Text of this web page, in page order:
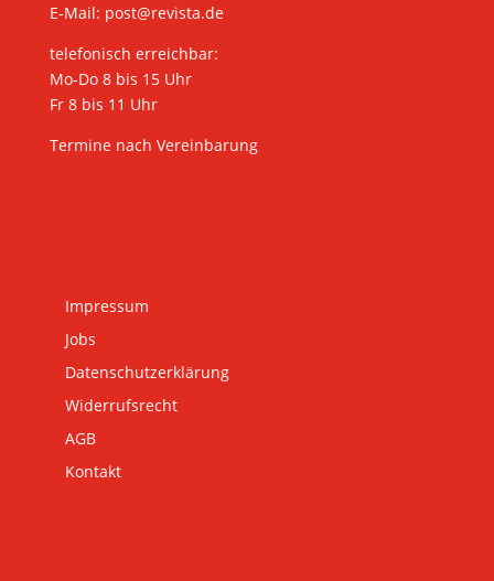
E-Mail: post@revista.de
telefonisch erreichbar:
Mo-Do 8 bis 15 Uhr
Fr 8 bis 11 Uhr
Termine nach Vereinbarung
Impressum
Jobs
Datenschutzerklärung
Widerrufsrecht
AGB
Kontakt